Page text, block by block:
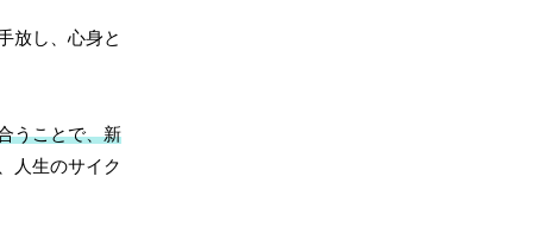
放し、心身と
うことで、新
人生のサイク